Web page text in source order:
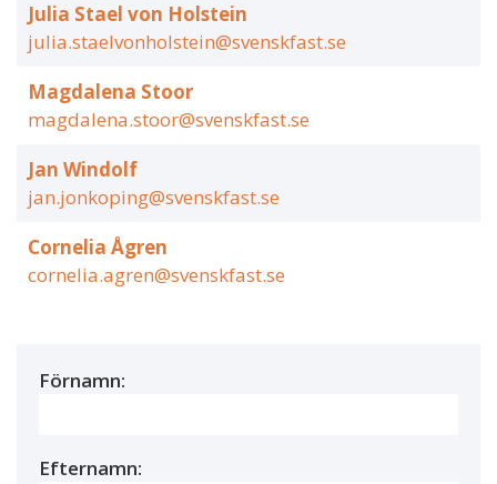
Julia Stael von Holstein
julia.staelvonholstein@svenskfast.se
Magdalena Stoor
magdalena.stoor@svenskfast.se
Jan Windolf
jan.jonkoping@svenskfast.se
Cornelia Ågren
cornelia.agren@svenskfast.se
Förnamn:
Efternamn: